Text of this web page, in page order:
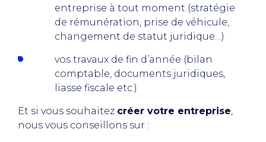
entreprise à tout moment (stratégie
de rémunération, prise de véhicule,
changement de statut juridique…)
vos travaux de fin d’année (bilan
comptable, documents juridiques,
liasse fiscale etc.)
Et si vous souhaitez créer votre entreprise,
nous vous conseillons sur :